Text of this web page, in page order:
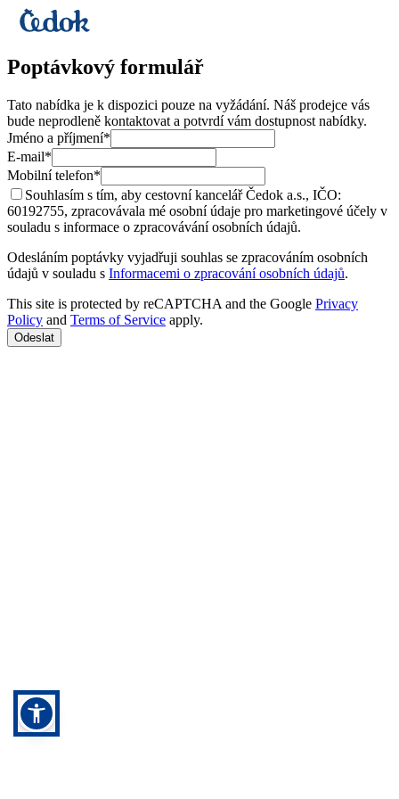
Poptávkový formulář
Tato nabídka je k dispozici pouze na vyžádání. Náš prodejce vás
bude neprodleně kontaktovat a potvrdí vám dostupnost nabídky.
Jméno a příjmení*
E-mail*
Mobilní telefon*
Souhlasím s tím, aby cestovní kancelář Čedok a.s., IČO:
60192755, zpracovávala mé osobní údaje pro marketingové účely v
souladu s informace o zpracovávání osobních údajů.
Odesláním poptávky vyjadřuji souhlas se zpracováním osobních
údajů v souladu s Informacemi o zpracování osobních údajů.
This site is protected by reCAPTCHA and the Google Privacy
Policy and Terms of Service apply.
Odeslat